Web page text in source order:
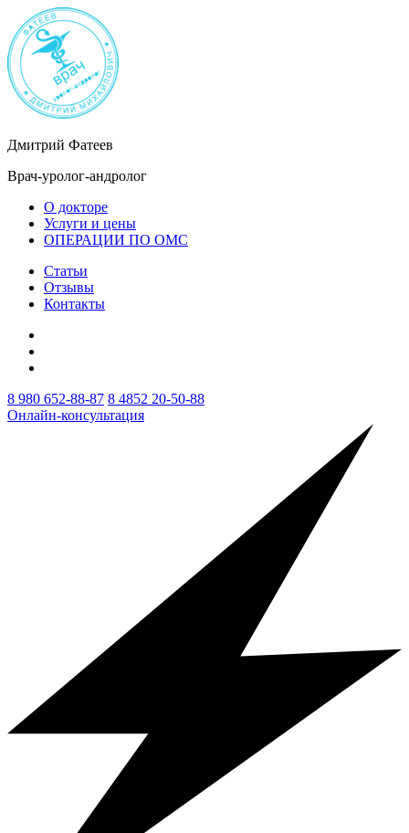
Дмитрий Фатеев
Врач-уролог-андролог
О докторе
Услуги и цены
ОПЕРАЦИИ ПО ОМС
Статьи
Отзывы
Контакты
8 980 652-88-87 8 4852 20-50-88
Онлайн-консультация